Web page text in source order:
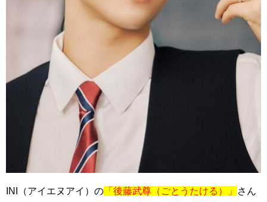
INI（アイエヌアイ）の 「後藤武尊（ごとうたける）」
さん